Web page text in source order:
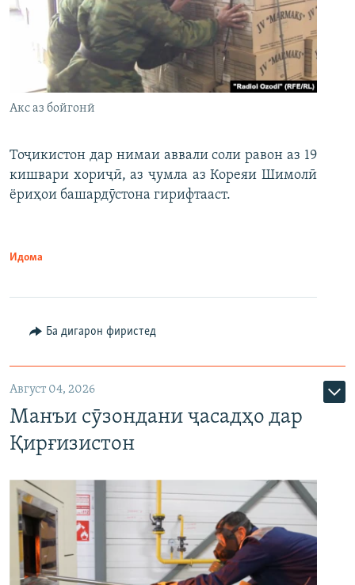
Акс аз бойгонӣ
Тоҷикистон дар нимаи аввали соли равон аз 19
кишвари хориҷӣ, аз ҷумла аз Кореяи Шимолӣ
ёриҳои башардӯстона гирифтааст.
Идома
Ба дигарон фиристед
Август 04, 2026
Манъи сӯзондани ҷасадҳо дар
Қирғизистон